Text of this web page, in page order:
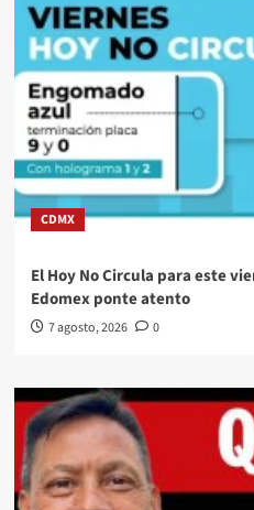
CDMX
El Hoy No Circula para este
Edomex ponte atento
7 agosto, 2026 0